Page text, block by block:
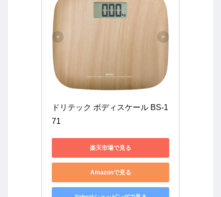
ドリテック ボディスケール BS-1
71
楽天市場で見る
Amazonで見る